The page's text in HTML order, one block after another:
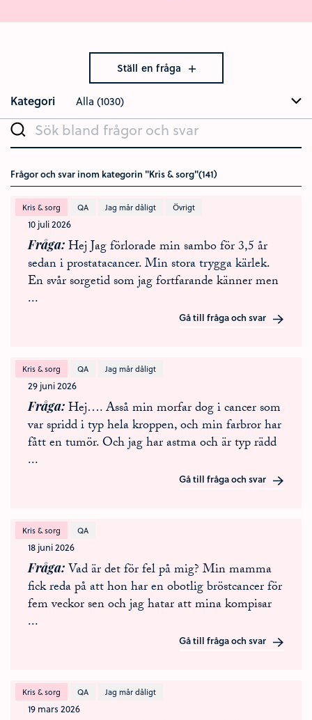
Ställ en fråga
Kategori
Alla (1030)
Sök bland frågor och svar
Frågor och svar inom kategorin "Kris & sorg"(141)
QA Jag mår dåligt
Kris & sorg Övrigt
10 juli 2026
Fråga Hej Jag förlorade min sambo för 3,5 år
sedan i prostatacancer. Min stora trygga kärlek.
En svår sorgetid som jag fortfarande känner men
...
Gå till fråga och svar
QA Jag mår dåligt
Kris & sorg
29 juni 2026
Fråga Hej…. Asså min morfar dog i cancer som
var spridd i typ hela kroppen, och min farbror har
fått en tumör. Och jag har astma och är typ rädd
...
Gå till fråga och svar
QA
Kris & sorg
18 juni 2026
Fråga Vad är det för fel på mig? Min mamma
fick reda på att hon har en obotlig bröstcancer för
fem veckor sen och jag hatar att mina kompisar
...
Gå till fråga och svar
QA Jag mår dåligt
Kris & sorg
19 mars 2026